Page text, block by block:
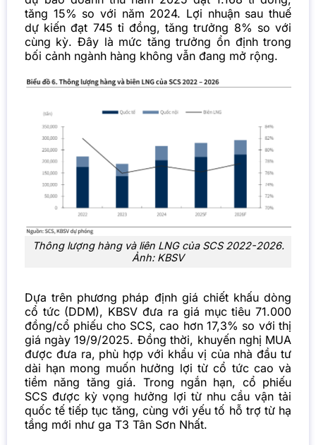
tăng 15% so với năm 2024. Lợi nhuận sau thuế
dự kiến đạt 745 tỉ đồng, tăng trưởng 8% so với
cùng kỳ. Đây là mức tăng trưởng ổn định trong
bối cảnh ngành hàng không vẫn đang mở rộng.
Thông lượng hàng và liên LNG của SCS 2022-2026.
Ảnh: KBSV
Dựa trên phương pháp định giá chiết khấu dòng
cổ tức (DDM), KBSV đưa ra giá mục tiêu 71.000
đồng/cổ phiếu cho SCS, cao hơn 17,3% so với thị
giá ngày 19/9/2025. Đồng thời, khuyến nghị MUA
được đưa ra, phù hợp với khẩu vị của nhà đầu tư
dài hạn mong muốn hưởng lợi từ cổ tức cao và
tiềm năng tăng giá. Trong ngắn hạn, cổ phiếu
SCS được kỳ vọng hưởng lợi từ nhu cầu vận tải
quốc tế tiếp tục tăng, cùng với yếu tố hỗ trợ từ hạ
tầng mới như ga T3 Tân Sơn Nhất.